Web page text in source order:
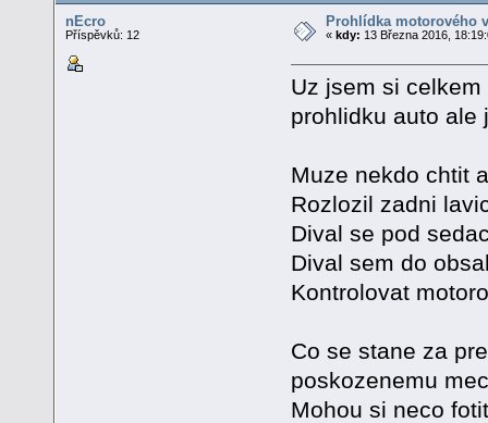
nEcro
Příspěvků: 12
Prohlídka motorového
« kdy: 13 Března 2016,
Uz jsem si
prohlidku auto ale
Muze nekdo chtit
Rozlozil zadni
Dival se pod
Dival sem do
Kontrolovat
Co se stane za
poskozenemu
Mohou si neco